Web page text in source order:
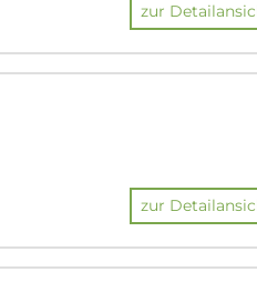
zur
zur